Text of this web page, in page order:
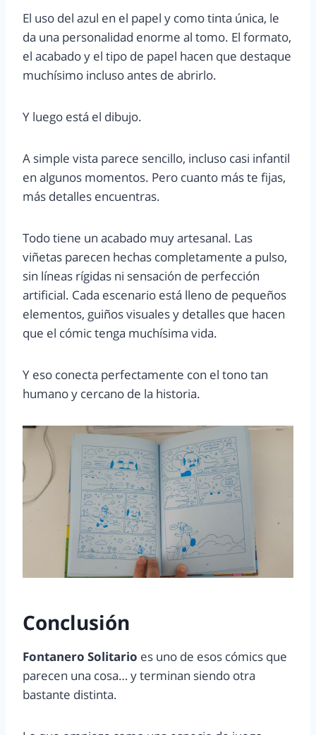
El uso del azul en el papel y como tinta única, le
da una personalidad enorme al tomo. El formato,
el acabado y el tipo de papel hacen que destaque
muchísimo incluso antes de abrirlo.
Y luego está el dibujo.
A simple vista parece sencillo, incluso casi infantil
en algunos momentos. Pero cuanto más te fijas,
más detalles encuentras.
Todo tiene un acabado muy artesanal. Las
viñetas parecen hechas completamente a pulso,
sin líneas rígidas ni sensación de perfección
artificial. Cada escenario está lleno de pequeños
elementos, guiños visuales y detalles que hacen
que el cómic tenga muchísima vida.
Y eso conecta perfectamente con el tono tan
humano y cercano de la historia.
Conclusión
Fontanero Solitario es uno de esos cómics que
parecen una cosa… y terminan siendo otra
bastante distinta.